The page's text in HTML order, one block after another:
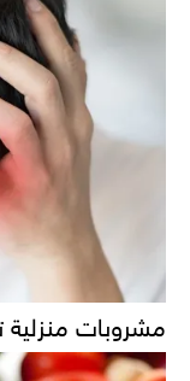
مشروبات